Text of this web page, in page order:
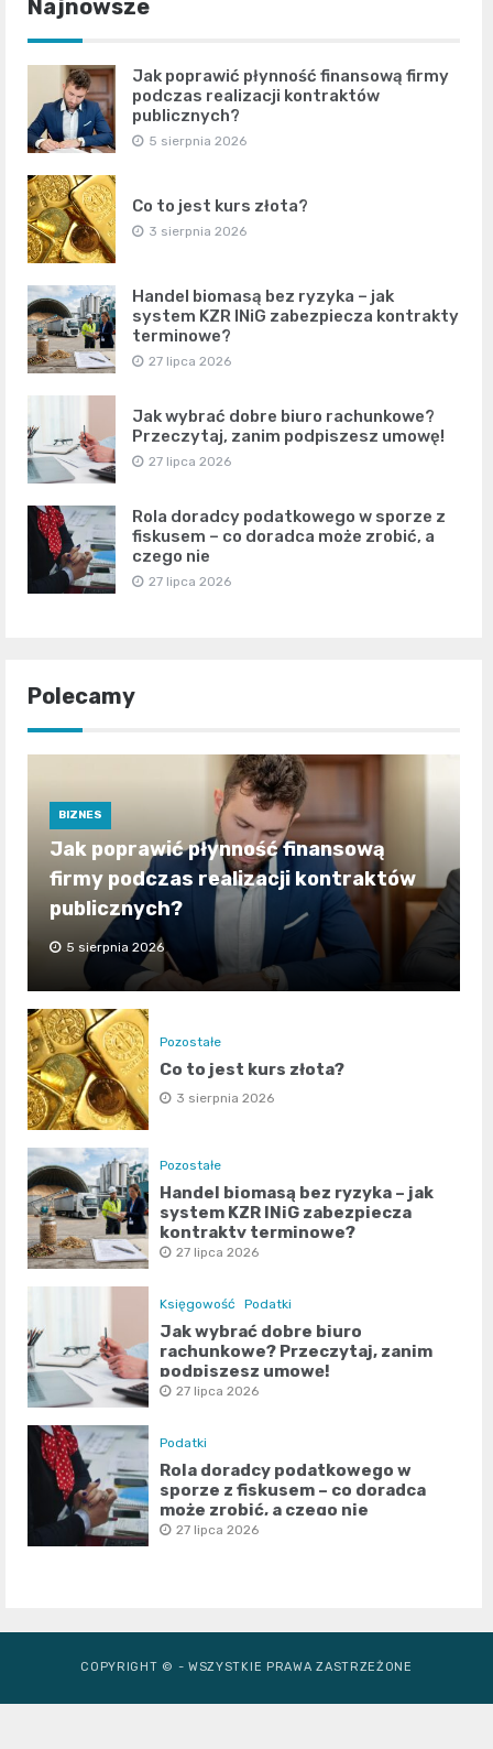
Najnowsze
Jak poprawić płynność finansową firmy
podczas realizacji kontraktów
publicznych?
5 sierpnia 2026
Co to jest kurs złota?
3 sierpnia 2026
Handel biomasą bez ryzyka – jak
system KZR INiG zabezpiecza kontrakty
terminowe?
27 lipca 2026
Jak wybrać dobre biuro rachunkowe?
Przeczytaj, zanim podpiszesz umowę!
27 lipca 2026
Rola doradcy podatkowego w sporze z
fiskusem – co doradca może zrobić, a
czego nie
27 lipca 2026
Polecamy
BIZNES
Jak poprawić płynność finansową
firmy podczas realizacji kontraktów
publicznych?
5 sierpnia 2026
Pozostałe
Co to jest kurs złota?
3 sierpnia 2026
Pozostałe
Handel biomasą bez ryzyka – jak
system KZR INiG zabezpiecza
kontrakty terminowe?
27 lipca 2026
Księgowość Podatki
Jak wybrać dobre biuro
rachunkowe? Przeczytaj, zanim
podpiszesz umowę!
27 lipca 2026
Podatki
Rola doradcy podatkowego w
sporze z fiskusem – co doradca
może zrobić, a czego nie
27 lipca 2026
COPYRIGHT © - WSZYSTKIE PRAWA ZASTRZEŻONE